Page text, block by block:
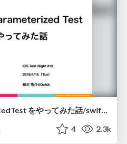
Swift で ParameterizedTest をやってみた話/swift-parameterized-test
4 2.3k